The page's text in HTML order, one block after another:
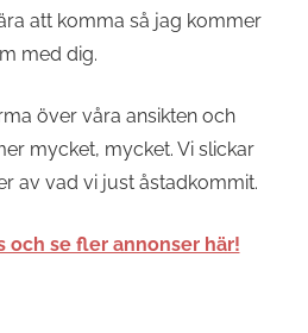
att komma så jag kommer
med dig.
över våra ansikten och
mycket, mycket. Vi slickar
av vad vi just åstadkommit.
och se fler annonser här!